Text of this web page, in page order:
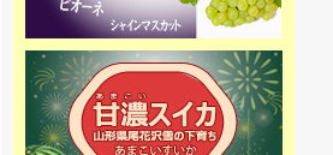
け致します。
[2015年10月10日 ]
2016年4月1日より山梨県産、絶品
桃の専門通販 桃専門通販をオープ
ンします！味重視の泡がでる桃 泡
桃姫を産地直送でご家庭へお届け
致します。